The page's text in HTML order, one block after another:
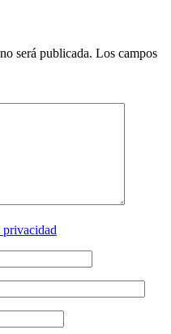
será publicada. Los campos